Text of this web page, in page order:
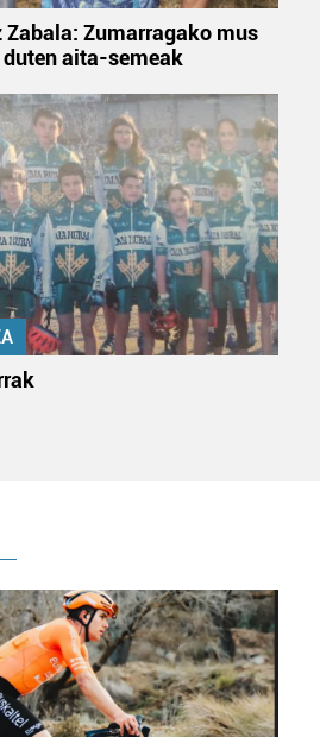
onartuz gero, teknologia hori
ematen diguzu.
Zabala: Zumarragako mus
aita-semeak